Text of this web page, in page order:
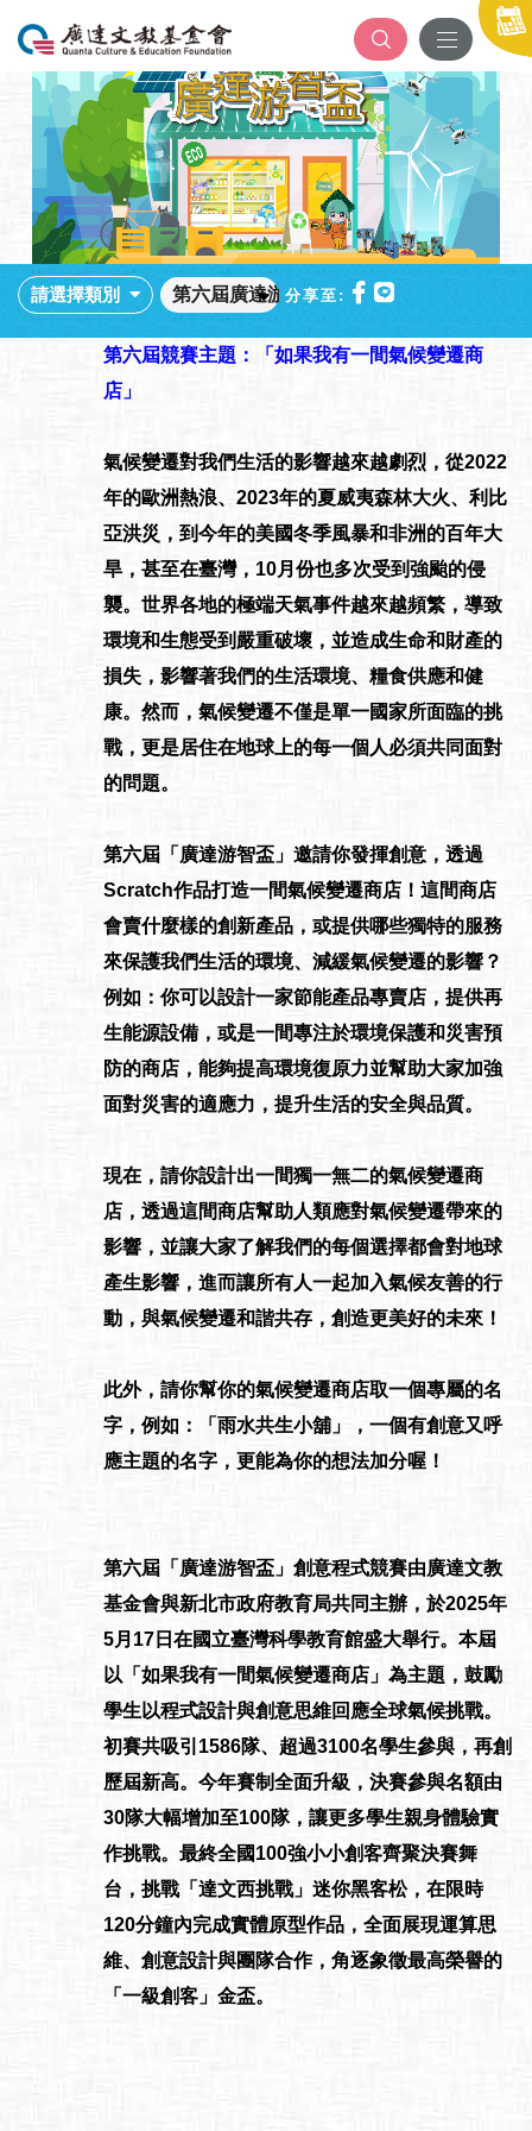
請選擇類別 分享至:
第六屆競賽主題：「如果我有一間氣候變遷商
店」
氣候變遷對我們生活的影響越來越劇烈，從2022
年的歐洲熱浪、2023年的夏威夷森林大火、利比
亞洪災，到今年的美國冬季風暴和非洲的百年大
旱，甚至在臺灣，10月份也多次受到強颱的侵
襲。世界各地的極端天氣事件越來越頻繁，導致
環境和生態受到嚴重破壞，並造成生命和財產的
損失，影響著我們的生活環境、糧食供應和健
康。然而，氣候變遷不僅是單一國家所面臨的挑
戰，更是居住在地球上的每一個人必須共同面對
的問題。
第六屆「廣達游智盃」邀請你發揮創意，透過
Scratch作品打造一間氣候變遷商店！這間商店
會賣什麼樣的創新產品，或提供哪些獨特的服務
來保護我們生活的環境、減緩氣候變遷的影響？
例如：你可以設計一家節能產品專賣店，提供再
生能源設備，或是一間專注於環境保護和災害預
防的商店，能夠提高環境復原力並幫助大家加強
面對災害的適應力，提升生活的安全與品質。
現在，請你設計出一間獨一無二的氣候變遷商
店，透過這間商店幫助人類應對氣候變遷帶來的
影響，並讓大家了解我們的每個選擇都會對地球
產生影響，進而讓所有人一起加入氣候友善的行
動，與氣候變遷和諧共存，創造更美好的未來！
此外，請你幫你的氣候變遷商店取一個專屬的名
字，例如：「雨水共生小舖」，一個有創意又呼
應主題的名字，更能為你的想法加分喔！
第六屆「廣達游智盃」創意程式競賽由廣達文教
基金會與新北市政府教育局共同主辦，於2025年
5月17日在國立臺灣科學教育館盛大舉行。本屆
以「如果我有一間氣候變遷商店」為主題，鼓勵
學生以程式設計與創意思維回應全球氣候挑戰。
初賽共吸引1586隊、超過3100名學生參與，再創
歷屆新高。今年賽制全面升級，決賽參與名額由
30隊大幅增加至100隊，讓更多學生親身體驗實
作挑戰。最終全國100強小小創客齊聚決賽舞
台，挑戰「達文西挑戰」迷你黑客松，在限時
120分鐘內完成實體原型作品，全面展現運算思
維、創意設計與團隊合作，角逐象徵最高榮譽的
「一級創客」金盃。